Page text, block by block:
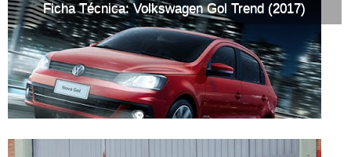
Ficha Técnica: Volkswagen Gol Trend (2017)